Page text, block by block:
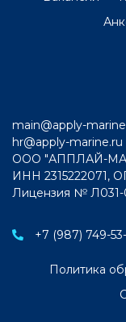
main@apply-
hr@apply-marine.ru
ООО "АППЛАЙ-
ИНН 2315222071,
Лицензия № Л031-
+7 (987) 749-
Политика